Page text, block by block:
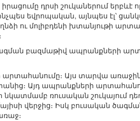
դրսի շուկաներում երբևէ
եվրոպական, այնպես էլ՝
ու մոլիբդենի խտանյութի
բազմաթիվ ապրանքների
Այս տարվա առաջին
Այդ ապրանքների
նկատմամբ ռուսական շուկայում
վերջից։ Իսկ բուսական